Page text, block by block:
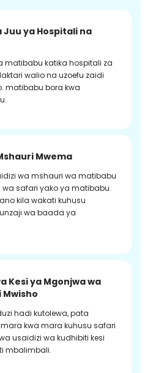
Juu ya Hospitali na
matibabu katika hospitali za
walio na uzoefu zaidi
matibabu bora kwa
Mwema
wa mshauri wa matibabu
wa safari yako ya matibabu.
kila wakati kuhusu
wa baada ya
Kesi ya Mgonjwa wa
Mwisho
hadi kutolewa, pata
kwa mara kuhusu safari
usaidizi wa kudhibiti kesi
mbalimbali.